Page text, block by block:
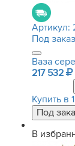
Артикул:
Под заказ
Ваза
217 532
Купить в
В